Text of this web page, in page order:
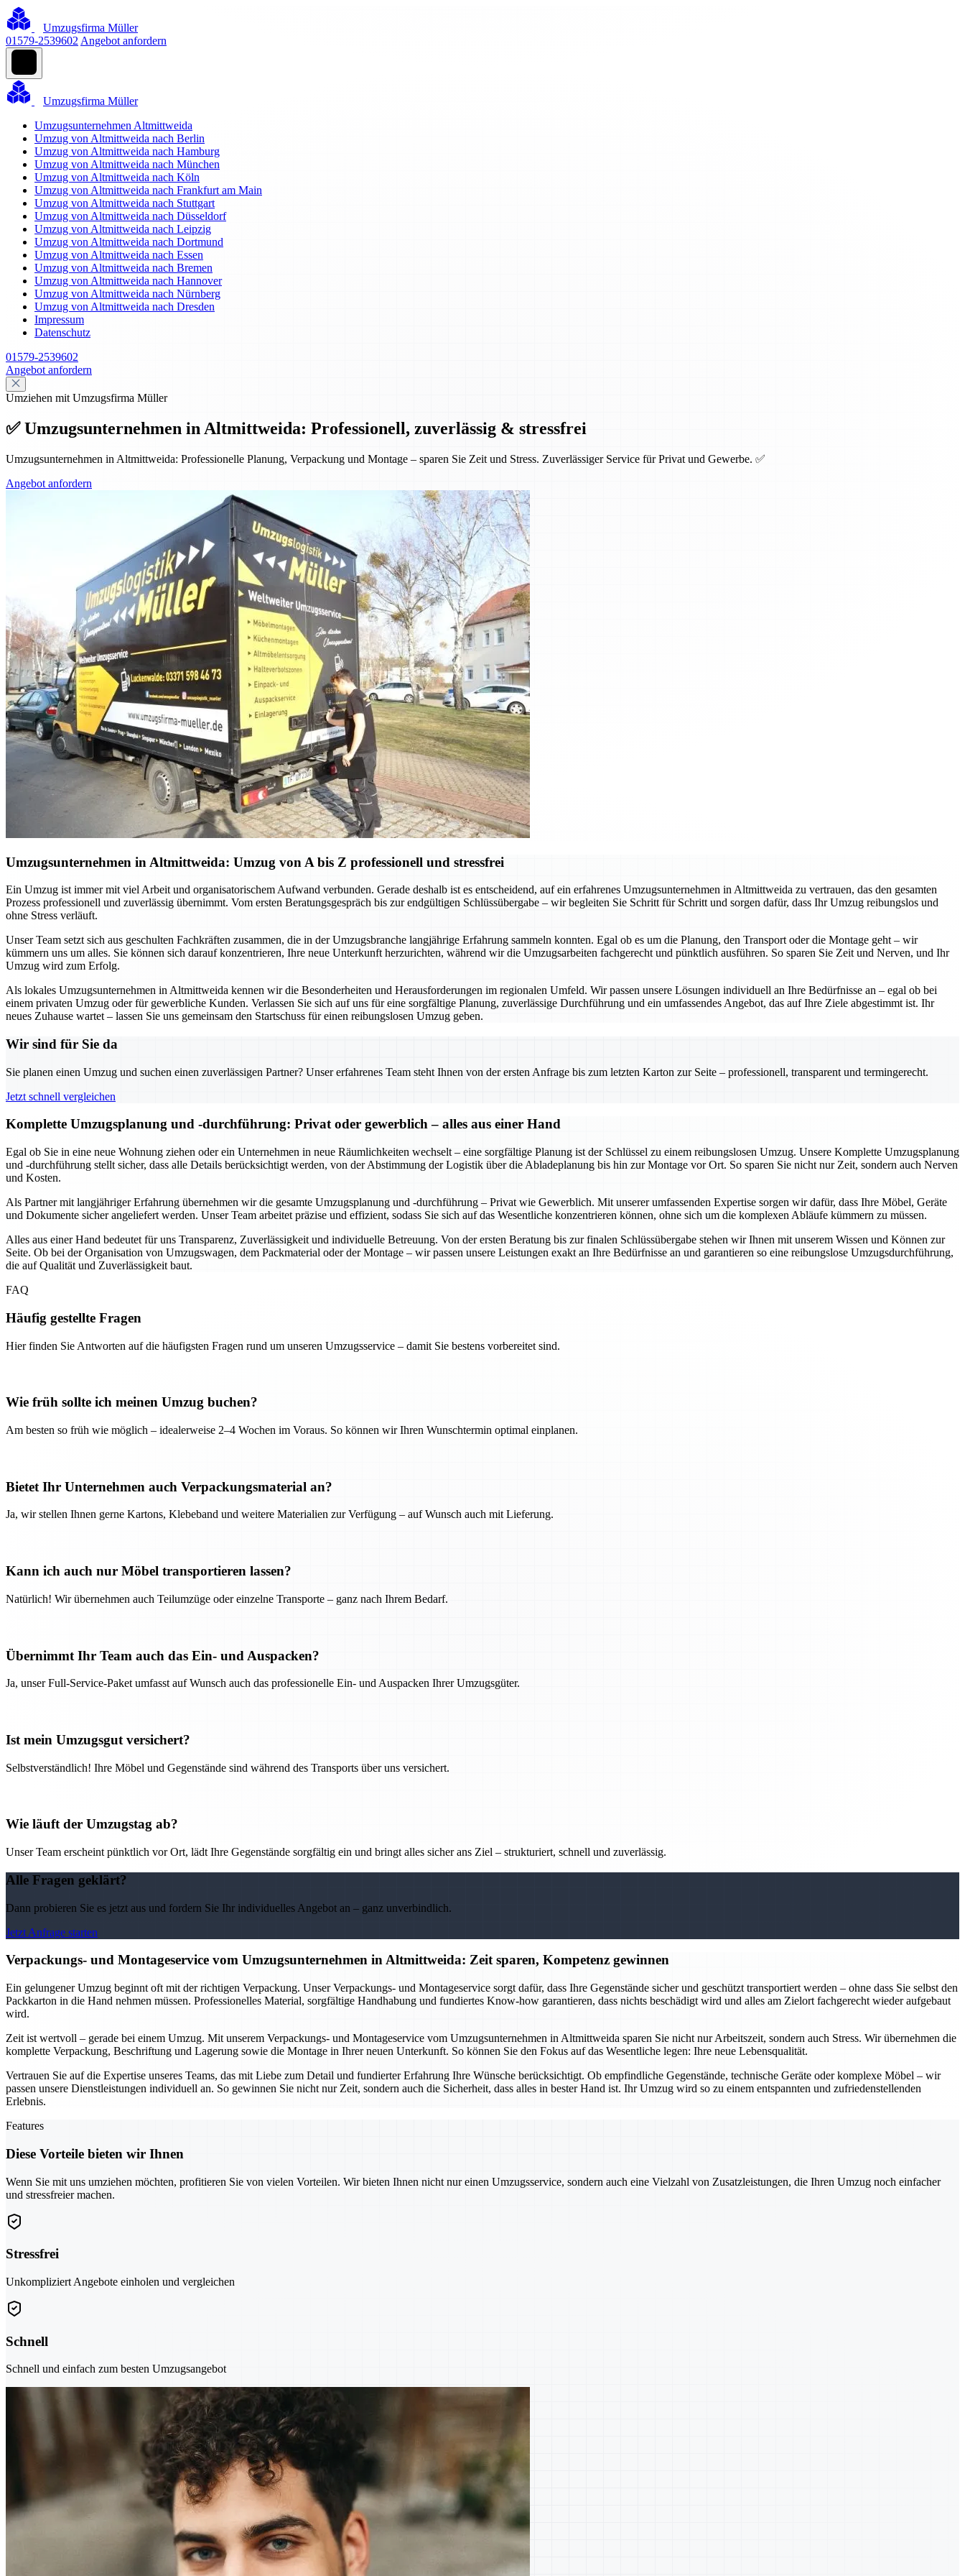
Umzugsfirma Müller
01579-2539602 Angebot anfordern
Umzugsfirma Müller
Umzugsunternehmen Altmittweida
Umzug von Altmittweida nach Berlin
Umzug von Altmittweida nach Hamburg
Umzug von Altmittweida nach München
Umzug von Altmittweida nach Köln
Umzug von Altmittweida nach Frankfurt am Main
Umzug von Altmittweida nach Stuttgart
Umzug von Altmittweida nach Düsseldorf
Umzug von Altmittweida nach Leipzig
Umzug von Altmittweida nach Dortmund
Umzug von Altmittweida nach Essen
Umzug von Altmittweida nach Bremen
Umzug von Altmittweida nach Hannover
Umzug von Altmittweida nach Nürnberg
Umzug von Altmittweida nach Dresden
Impressum
Datenschutz
01579-2539602
Angebot anfordern
Umziehen mit Umzugsfirma Müller
✅ Umzugsunternehmen in Altmittweida: Professionell, zuverlässig & stressfrei
Umzugsunternehmen in Altmittweida: Professionelle Planung, Verpackung und Montage – sparen Sie Zeit und Stress. Zuverlässiger Service für Privat und Gewerbe. ✅
Angebot anfordern
Umzugsunternehmen in Altmittweida: Umzug von A bis Z professionell und stressfrei
Ein Umzug ist immer mit viel Arbeit und organisatorischem Aufwand verbunden. Gerade deshalb ist es entscheidend, auf ein erfahrenes Umzugsunternehmen in Altmittweida zu vertrauen, das den gesamten
Prozess professionell und zuverlässig übernimmt. Vom ersten Beratungsgespräch bis zur endgültigen Schlüssübergabe – wir begleiten Sie Schritt für Schritt und sorgen dafür, dass Ihr Umzug reibungslos und
ohne Stress verläuft.
Unser Team setzt sich aus geschulten Fachkräften zusammen, die in der Umzugsbranche langjährige Erfahrung sammeln konnten. Egal ob es um die Planung, den Transport oder die Montage geht – wir
kümmern uns um alles. Sie können sich darauf konzentrieren, Ihre neue Unterkunft herzurichten, während wir die Umzugsarbeiten fachgerecht und pünktlich ausführen. So sparen Sie Zeit und Nerven, und Ihr
Umzug wird zum Erfolg.
Als lokales Umzugsunternehmen in Altmittweida kennen wir die Besonderheiten und Herausforderungen im regionalen Umfeld. Wir passen unsere Lösungen individuell an Ihre Bedürfnisse an – egal ob bei
einem privaten Umzug oder für gewerbliche Kunden. Verlassen Sie sich auf uns für eine sorgfältige Planung, zuverlässige Durchführung und ein umfassendes Angebot, das auf Ihre Ziele abgestimmt ist. Ihr
neues Zuhause wartet – lassen Sie uns gemeinsam den Startschuss für einen reibungslosen Umzug geben.
Wir sind für Sie da
Sie planen einen Umzug und suchen einen zuverlässigen Partner? Unser erfahrenes Team steht Ihnen von der ersten Anfrage bis zum letzten Karton zur Seite – professionell, transparent und termingerecht.
Jetzt schnell vergleichen
Komplette Umzugsplanung und -durchführung: Privat oder gewerblich – alles aus einer Hand
Egal ob Sie in eine neue Wohnung ziehen oder ein Unternehmen in neue Räumlichkeiten wechselt – eine sorgfältige Planung ist der Schlüssel zu einem reibungslosen Umzug. Unsere Komplette Umzugsplanung
und -durchführung stellt sicher, dass alle Details berücksichtigt werden, von der Abstimmung der Logistik über die Abladeplanung bis hin zur Montage vor Ort. So sparen Sie nicht nur Zeit, sondern auch Nerven
und Kosten.
Als Partner mit langjähriger Erfahrung übernehmen wir die gesamte Umzugsplanung und -durchführung – Privat wie Gewerblich. Mit unserer umfassenden Expertise sorgen wir dafür, dass Ihre Möbel, Geräte
und Dokumente sicher angeliefert werden. Unser Team arbeitet präzise und effizient, sodass Sie sich auf das Wesentliche konzentrieren können, ohne sich um die komplexen Abläufe kümmern zu müssen.
Alles aus einer Hand bedeutet für uns Transparenz, Zuverlässigkeit und individuelle Betreuung. Von der ersten Beratung bis zur finalen Schlüssübergabe stehen wir Ihnen mit unserem Wissen und Können zur
Seite. Ob bei der Organisation von Umzugswagen, dem Packmaterial oder der Montage – wir passen unsere Leistungen exakt an Ihre Bedürfnisse an und garantieren so eine reibungslose Umzugsdurchführung,
die auf Qualität und Zuverlässigkeit baut.
FAQ
Häufig gestellte Fragen
Hier finden Sie Antworten auf die häufigsten Fragen rund um unseren Umzugsservice – damit Sie bestens vorbereitet sind.
Wie früh sollte ich meinen Umzug buchen?
Am besten so früh wie möglich – idealerweise 2–4 Wochen im Voraus. So können wir Ihren Wunschtermin optimal einplanen.
Bietet Ihr Unternehmen auch Verpackungsmaterial an?
Ja, wir stellen Ihnen gerne Kartons, Klebeband und weitere Materialien zur Verfügung – auf Wunsch auch mit Lieferung.
Kann ich auch nur Möbel transportieren lassen?
Natürlich! Wir übernehmen auch Teilumzüge oder einzelne Transporte – ganz nach Ihrem Bedarf.
Übernimmt Ihr Team auch das Ein- und Auspacken?
Ja, unser Full-Service-Paket umfasst auf Wunsch auch das professionelle Ein- und Auspacken Ihrer Umzugsgüter.
Ist mein Umzugsgut versichert?
Selbstverständlich! Ihre Möbel und Gegenstände sind während des Transports über uns versichert.
Wie läuft der Umzugstag ab?
Unser Team erscheint pünktlich vor Ort, lädt Ihre Gegenstände sorgfältig ein und bringt alles sicher ans Ziel – strukturiert, schnell und zuverlässig.
Alle Fragen geklärt?
Dann probieren Sie es jetzt aus und fordern Sie Ihr individuelles Angebot an – ganz unverbindlich.
Jetzt Anfrage starten
Verpackungs- und Montageservice vom Umzugsunternehmen in Altmittweida: Zeit sparen, Kompetenz gewinnen
Ein gelungener Umzug beginnt oft mit der richtigen Verpackung. Unser Verpackungs- und Montageservice sorgt dafür, dass Ihre Gegenstände sicher und geschützt transportiert werden – ohne dass Sie selbst den
Packkarton in die Hand nehmen müssen. Professionelles Material, sorgfältige Handhabung und fundiertes Know-how garantieren, dass nichts beschädigt wird und alles am Zielort fachgerecht wieder aufgebaut
wird.
Zeit ist wertvoll – gerade bei einem Umzug. Mit unserem Verpackungs- und Montageservice vom Umzugsunternehmen in Altmittweida sparen Sie nicht nur Arbeitszeit, sondern auch Stress. Wir übernehmen die
komplette Verpackung, Beschriftung und Lagerung sowie die Montage in Ihrer neuen Unterkunft. So können Sie den Fokus auf das Wesentliche legen: Ihre neue Lebensqualität.
Vertrauen Sie auf die Expertise unseres Teams, das mit Liebe zum Detail und fundierter Erfahrung Ihre Wünsche berücksichtigt. Ob empfindliche Gegenstände, technische Geräte oder komplexe Möbel – wir
passen unsere Dienstleistungen individuell an. So gewinnen Sie nicht nur Zeit, sondern auch die Sicherheit, dass alles in bester Hand ist. Ihr Umzug wird so zu einem entspannten und zufriedenstellenden
Erlebnis.
Features
Diese Vorteile bieten wir Ihnen
Wenn Sie mit uns umziehen möchten, profitieren Sie von vielen Vorteilen. Wir bieten Ihnen nicht nur einen Umzugsservice, sondern auch eine Vielzahl von Zusatzleistungen, die Ihren Umzug noch einfacher
und stressfreier machen.
Stressfrei
Unkompliziert Angebote einholen und vergleichen
Schnell
Schnell und einfach zum besten Umzugsangebot